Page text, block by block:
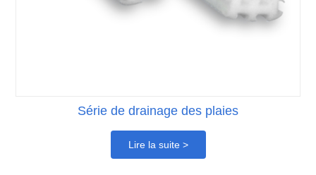
Série de drainage des plaies
Lire la suite >